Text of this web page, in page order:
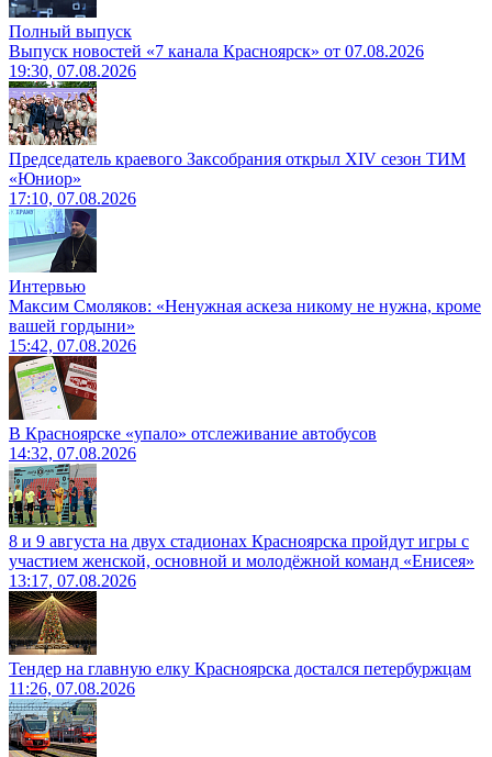
Полный выпуск
Выпуск новостей «7 канала Красноярск» от 07.08.2026
19:30, 07.08.2026
Председатель краевого Заксобрания открыл XIV сезон ТИМ
«Юниор»
17:10, 07.08.2026
Интервью
Максим Смоляков: «Ненужная аскеза никому не нужна, кроме
вашей гордыни»
15:42, 07.08.2026
В Красноярске «упало» отслеживание автобусов
14:32, 07.08.2026
8 и 9 августа на двух стадионах Красноярска пройдут игры с
участием женской, основной и молодёжной команд «Енисея»
13:17, 07.08.2026
Тендер на главную елку Красноярска достался петербуржцам
11:26, 07.08.2026